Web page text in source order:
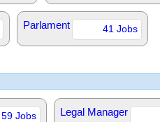
Parlament 41 Jobs
59 Jobs Legal Manager